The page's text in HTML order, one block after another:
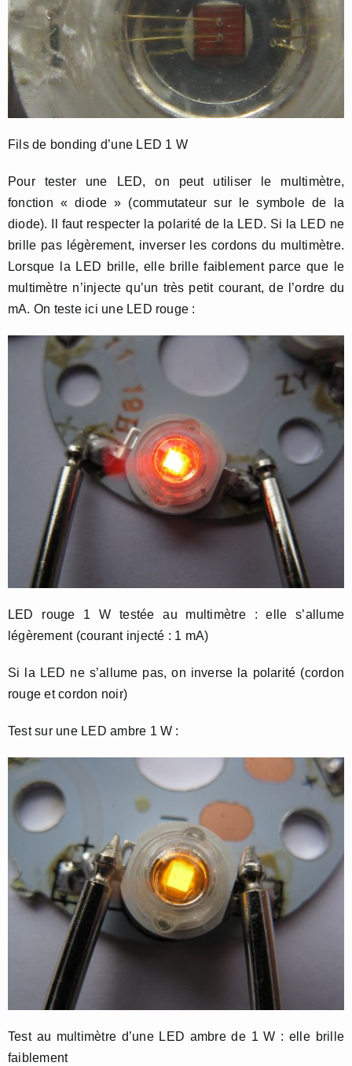
Fils de bonding d’une LED 1 W
Pour tester une LED, on peut utiliser le multimètre,
fonction « diode » (commutateur sur le symbole de la
diode). Il faut respecter la polarité de la LED. Si la LED ne
brille pas légèrement, inverser les cordons du multimètre.
Lorsque la LED brille, elle brille faiblement parce que le
multimètre n’injecte qu’un très petit courant, de l’ordre du
mA. On teste ici une LED rouge :
LED rouge 1 W testée au multimètre : elle s’allume
légèrement (courant injecté : 1 mA)
Si la LED ne s’allume pas, on inverse la polarité (cordon
rouge et cordon noir)
Test sur une LED ambre 1 W :
Test au multimètre d’une LED ambre de 1 W : elle brille
faiblement